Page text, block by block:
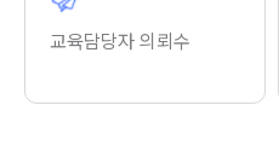
교육담당자 의뢰수